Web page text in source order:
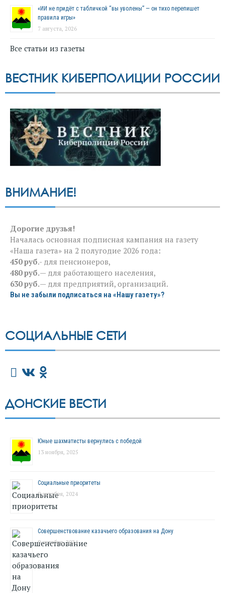
«ИИ не придёт с табличкой “вы уволены” — он тихо перепишет
правила игры»
7 августа, 2026
Все статьи из газеты
ВЕСТНИК КИБЕРПОЛИЦИИ РОССИИ
ВНИМАНИЕ!
Дорогие друзья!
Началась основная подписная кампания на газету
«Наша газета» на 2 полугодие 2026 года:
450 руб.- для пенсионеров,
480 руб.— для работающего населения,
630 руб.— для предприятий, организаций.
Вы не забыли подписаться на «Нашу газету»?
СОЦИАЛЬНЫЕ СЕТИ
ДОНСКИЕ ВЕСТИ
Юные шахматисты вернулись с победой
13 ноября, 2025
Социальные приоритеты
9 октября, 2024
Совершенствование казачьего образования на Дону
9 октября, 2024